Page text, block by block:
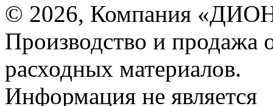
© 2026, Компания
Производство и продажа
расходных материалов.
Информация не является